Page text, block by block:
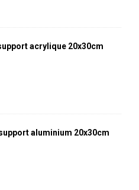
acrylique 20x30cm
aluminium 20x30cm